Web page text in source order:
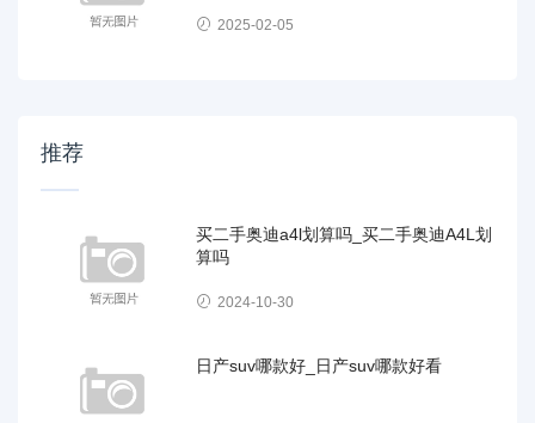
2025-02-05
推荐
买二手奥迪a4l划算吗_买二手奥迪A4L划
算吗
2024-10-30
日产suv哪款好_日产suv哪款好看